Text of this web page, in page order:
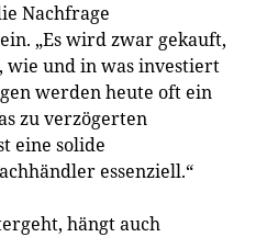
Nachfrage
„Es wird zwar gekauft,
wie und in was investiert
werden heute oft ein
zu verzögerten
eine solide
essenziell.“
hängt auch